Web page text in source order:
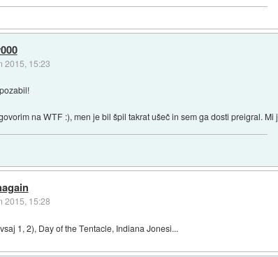
2015, 15:23
na WTF :), men je bil špil takrat ušeč in sem ga dosti preigral.
2015, 15:28
1, 2), Day of the Tentacle, Indiana Jonesi...